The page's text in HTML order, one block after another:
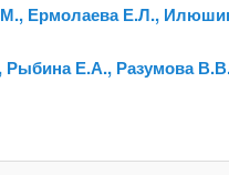
Ермолаева Е.Л.,
Е.А., Разумова В.В.